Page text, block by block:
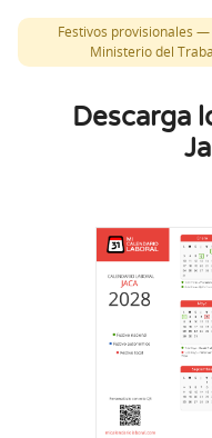
Festivos provisionales
Ministerio del
Descarga